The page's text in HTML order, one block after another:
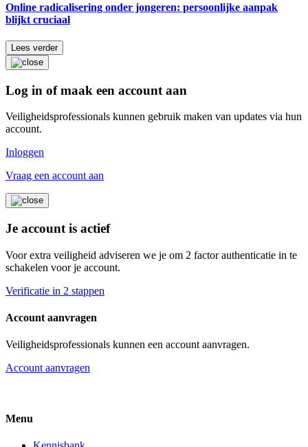
Online radicalisering onder jongeren: persoonlijke aanpak
blijkt cruciaal
Lees verder
Log in of maak een account aan
Veiligheidsprofessionals kunnen gebruik maken van updates via hun
account.
Inloggen
Vraag een account aan
Je account is actief
Voor extra veiligheid adviseren we je om 2 factor authenticatie in te
schakelen voor je account.
Verificatie in 2 stappen
Account aanvragen
Veiligheidsprofessionals kunnen een account aanvragen.
Account aanvragen
Menu